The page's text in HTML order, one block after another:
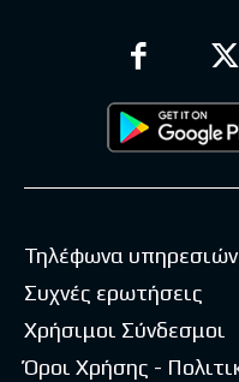
Τηλέφωνα
Συχνές ερωτήσεις
Χρήσιμοι Σύνδεσμοι
Όροι Χρήσης -